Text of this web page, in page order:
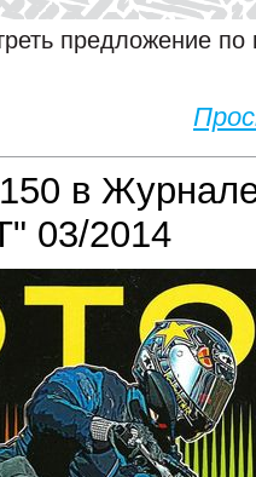
предложение по
в
03/2014